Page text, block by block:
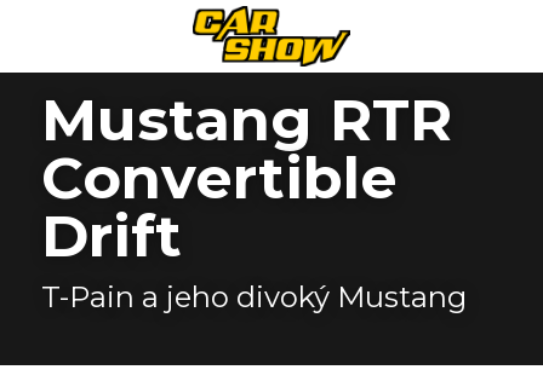
Mustang RTR
Convertible
Drift
T-Pain a jeho divoký Mustang